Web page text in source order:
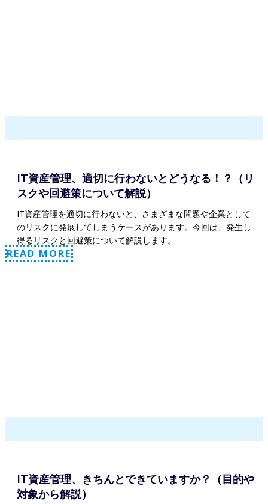
IT資産管理、適切に行わないとどうなる！？（リ
スクや回避策について解説）
IT資産管理を適切に行わないと、さまざまな問題や企業として
のリスクに発展してしまうケースがあります。今回は、発生し
得るリスクと回避策について解説します。
READ MORE
IT資産管理、きちんとできていますか？（目的や
対象から解説）